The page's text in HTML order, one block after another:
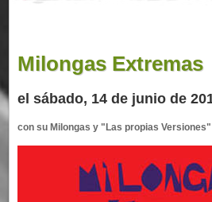
Milongas Extremas
el sábado, 14 de junio de
con su Milongas y "Las propias Versiones"